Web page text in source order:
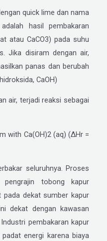
quick lime dan nama
hasil pembakaran
atau CaCO3) pada suhu
Jika disiram dengan air,
panas dan berubah
CaOH)
air, terjadi reaksi sebagai
with Ca(OH)2 (aq) (ΔHr =
seluruhnya. Proses
pengrajin tobong kapur
pada dekat sumber kapur
dekat dengan kawasan
pembakaran kapur
energi karena biaya